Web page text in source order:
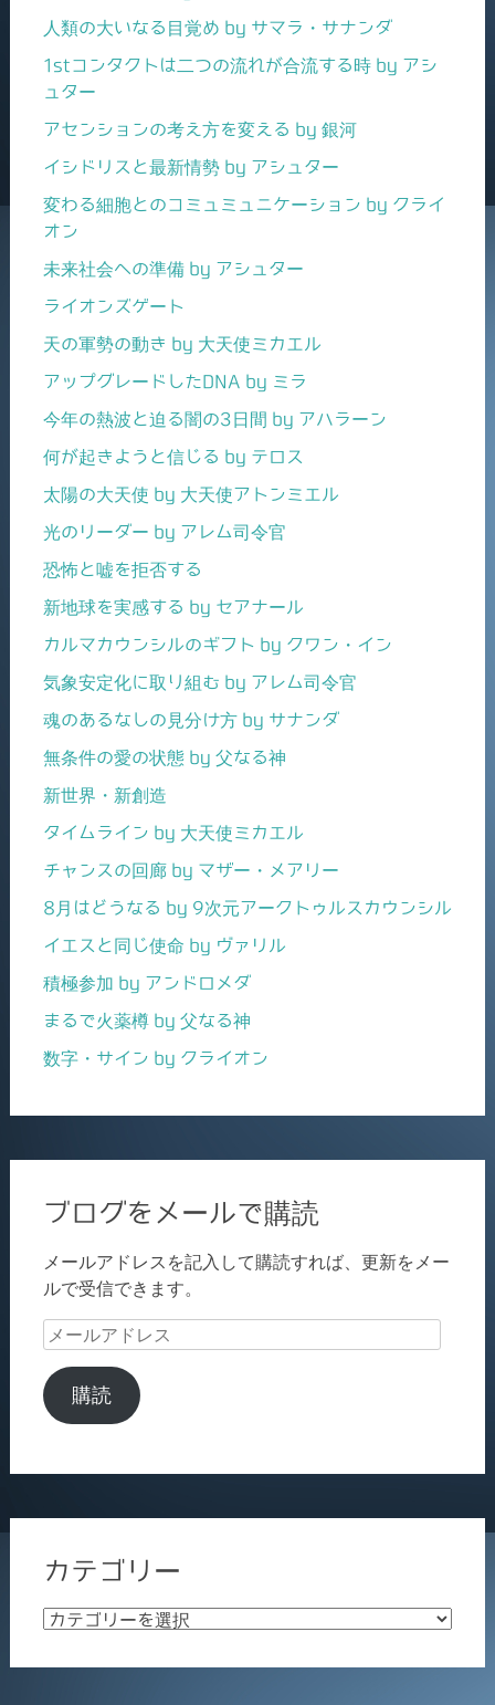
人類の大いなる目覚め by サマラ・サナンダ
1stコンタクトは二つの流れが合流する時 by アシ
ュター
アセンションの考え方を変える by 銀河
イシドリスと最新情勢 by アシュター
変わる細胞とのコミュミュニケーション by クライ
オン
未来社会への準備 by アシュター
ライオンズゲート
天の軍勢の動き by 大天使ミカエル
アップグレードしたDNA by ミラ
今年の熱波と迫る闇の3日間 by アハラーン
何が起きようと信じる by テロス
太陽の大天使 by 大天使アトンミエル
光のリーダー by アレム司令官
恐怖と嘘を拒否する
新地球を実感する by セアナール
カルマカウンシルのギフト by クワン・イン
気象安定化に取り組む by アレム司令官
魂のあるなしの見分け方 by サナンダ
無条件の愛の状態 by 父なる神
新世界・新創造
タイムライン by 大天使ミカエル
チャンスの回廊 by マザー・メアリー
8月はどうなる by 9次元アークトゥルスカウンシル
イエスと同じ使命 by ヴァリル
積極参加 by アンドロメダ
まるで火薬樽 by 父なる神
数字・サイン by クライオン
ブログをメールで購読
メールアドレスを記入して購読すれば、更新をメー
ルで受信できます。
メ
ル
ア
購読
カテゴリー
カ
ゴ